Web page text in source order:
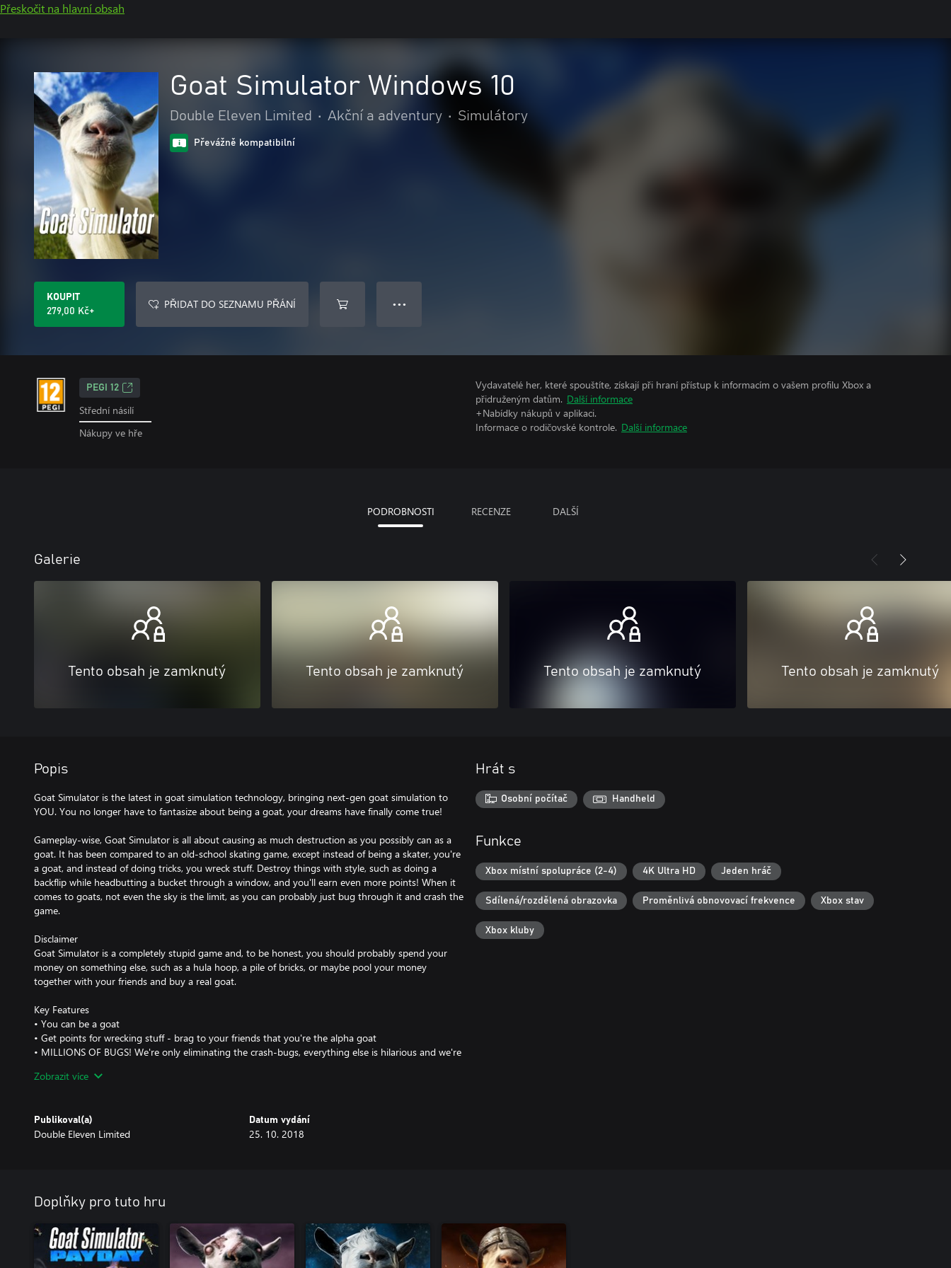
Přeskočit na hlavní obsah
Goat Simulator Windows 10
Double Eleven Limited • Akční a adventury • Simulátory
Převážně kompatibilní
KOUPIT
279,00 Kč+
PŘIDAT DO SEZNAMU PŘÁNÍ ● ● ●
PEGI 12
Střední násilí
Nákupy ve hře
Vydavatelé her, které spouštíte, získají při hraní přístup k informacím o vašem profilu Xbox a
přidruženým datům. Další informace
+Nabídky nákupů v aplikaci.
Informace o rodičovské kontrole. Další informace
PODROBNOSTI RECENZE DALŠÍ
Galerie
Tento obsah je zamknutý Tento obsah je zamknutý Tento obsah je zamknutý Tento obsah je zamknutý
Popis
Goat Simulator is the latest in goat simulation technology, bringing next-gen goat simulation to
YOU. You no longer have to fantasize about being a goat, your dreams have finally come true!
Gameplay-wise, Goat Simulator is all about causing as much destruction as you possibly can as a
goat. It has been compared to an old-school skating game, except instead of being a skater, you're
a goat, and instead of doing tricks, you wreck stuff. Destroy things with style, such as doing a
backflip while headbutting a bucket through a window, and you'll earn even more points! When it
comes to goats, not even the sky is the limit, as you can probably just bug through it and crash the
game.
Disclaimer
Goat Simulator is a completely stupid game and, to be honest, you should probably spend your
money on something else, such as a hula hoop, a pile of bricks, or maybe pool your money
together with your friends and buy a real goat.
Key Features
• You can be a goat
• Get points for wrecking stuff - brag to your friends that you're the alpha goat
• MILLIONS OF BUGS! We're only eliminating the crash-bugs, everything else is hilarious and we're
• In-game physics that bug out all the time
Zobrazit více
Publikoval(a)
Double Eleven Limited
Datum vydání
25. 10. 2018
Hrát s
Osobní počítač Handheld
Funkce
Xbox místní spolupráce (2-4) 4K Ultra HD Jeden hráč
Sdílená/rozdělená obrazovka Proměnlivá obnovovací frekvence Xbox stav
Xbox kluby
Doplňky pro tuto hru